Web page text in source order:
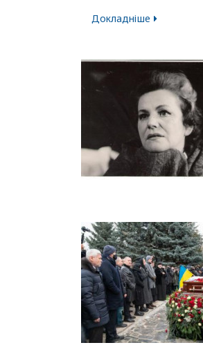
Докладніше